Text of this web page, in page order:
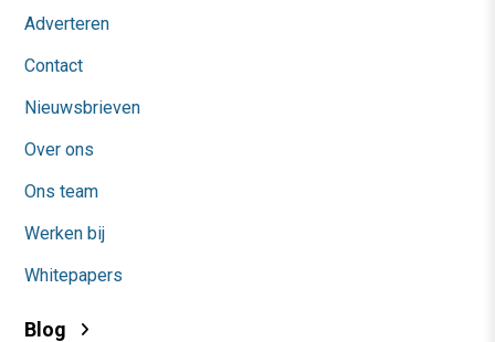
Adverteren
Contact
Nieuwsbrieven
Over ons
Ons team
Werken bij
Whitepapers
Blog